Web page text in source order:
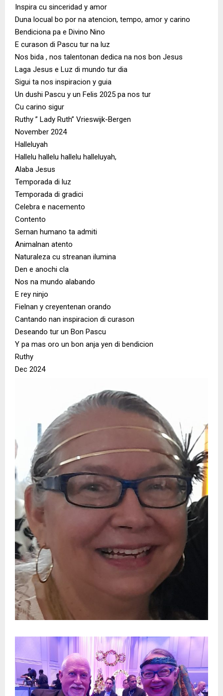
Inspira cu sinceridad y amor
Duna locual bo por na atencion, tempo, amor y carino
Bendiciona pa e Divino Nino
E curason di Pascu tur na luz
Nos bida , nos talentonan dedica na nos bon Jesus
Laga Jesus e Luz di mundo tur dia
Sigui ta nos inspiracion y guia
Un dushi Pascu y un Felis 2025 pa nos tur
Cu carino sigur
Ruthy ” Lady Ruth” Vrieswijk-Bergen
November 2024
Halleluyah
Hallelu hallelu hallelu halleluyah,
Alaba Jesus
Temporada di luz
Temporada di gradici
Celebra e nacemento
Contento
Sernan humano ta admiti
Animalnan atento
Naturaleza cu streanan ilumina
Den e anochi cla
Nos na mundo alabando
E rey ninjo
Fielnan y creyentenan orando
Cantando nan inspiracion di curason
Deseando tur un Bon Pascu
Y pa mas oro un bon anja yen di bendicion
Ruthy
Dec 2024